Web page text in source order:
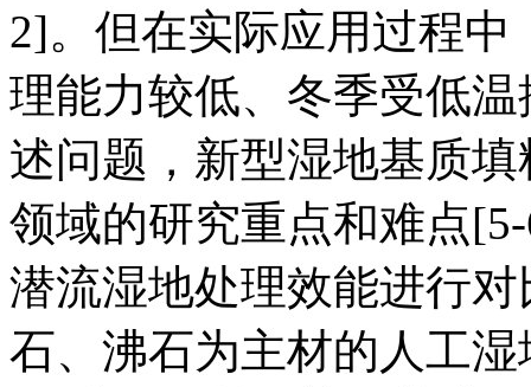
2]。但在实际应用过程
理能力较低、冬季受低
述问题，新型湿地基质
领域的研究重点和难点
潜流湿地处理效能进行
石、沸石为主材的人工